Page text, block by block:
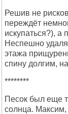
Решив не
переждёт
искупаться?), а
Неспешно
этажа
спину долгим,
********
Песок был еще
солнца. Максим,